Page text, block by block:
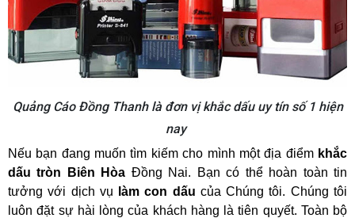
Quảng Cáo Đồng Thanh là đơn vị khắc dấu uy tín số 1 hiện
nay
Nếu bạn đang muốn tìm kiếm cho mình một địa điểm khắc
dấu tròn Biên Hòa Đồng Nai. Bạn có thể hoàn toàn tin
tưởng với dịch vụ làm con dấu của Chúng tôi. Chúng tôi
luôn đặt sự hài lòng của khách hàng là tiên quyết. Toàn bộ